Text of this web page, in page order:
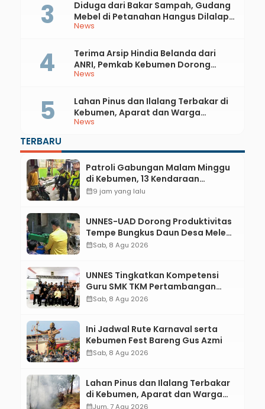
News
Diduga dari Bakar Sampah, Gudang
Mebel di Petanahan Hangus Dilalap
Api
News
Terima Arsip Hindia Belanda dari
ANRI, Pemkab Kebumen Dorong
Integrasi Sejarah, Geopark, dan
News
Lahan Pinus dan Ilalang Terbakar di
Kebumen, Aparat dan Warga
Padamkan Api Secara Manual
TERBARU
Patroli Gabungan Malam Minggu
di Kebumen, 13 Kendaraan
Terjaring Razia Knalpot Brong
calendar_month9 jam yang lalu
UNNES-UAD Dorong Produktivitas
Tempe Bungkus Daun Desa Meles,
Bantu Mesin dan Pendampingan
calendar_monthSab, 8 Agu 2026
UNNES Tingkatkan Kompetensi
Guru SMK TKM Pertambangan
Kebumen melalui Desain Green
calendar_monthSab, 8 Agu 2026
Ini Jadwal Rute Karnaval serta
Kebumen Fest Bareng Gus Azmi
calendar_monthSab, 8 Agu 2026
Lahan Pinus dan Ilalang Terbakar
di Kebumen, Aparat dan Warga
Padamkan Api Secara Manual
calendar_monthJum, 7 Agu 2026